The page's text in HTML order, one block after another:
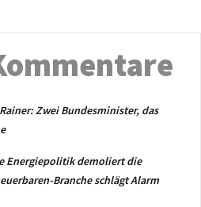
Zwei Bundesminister, das
Energiepolitik demoliert die
Branche schlägt Alarm